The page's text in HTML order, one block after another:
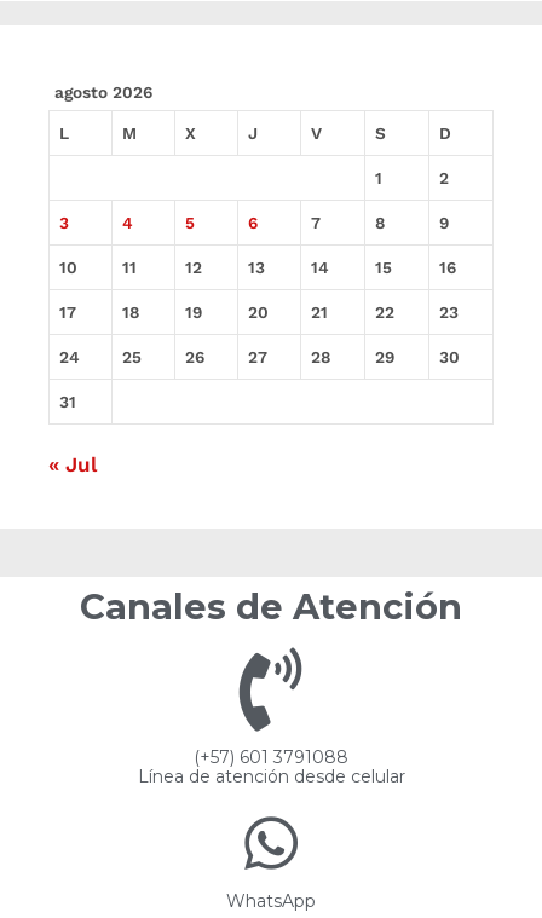
agosto 2026
L M X J V S D
1 2
3 4 5 6 7 8 9
10 11 12 13 14 15 16
17 18 19 20 21 22 23
24 25 26 27 28 29 30
31
« Jul
Canales de Atención
(+57) 601 3791088
Línea de atención desde celular
WhatsApp